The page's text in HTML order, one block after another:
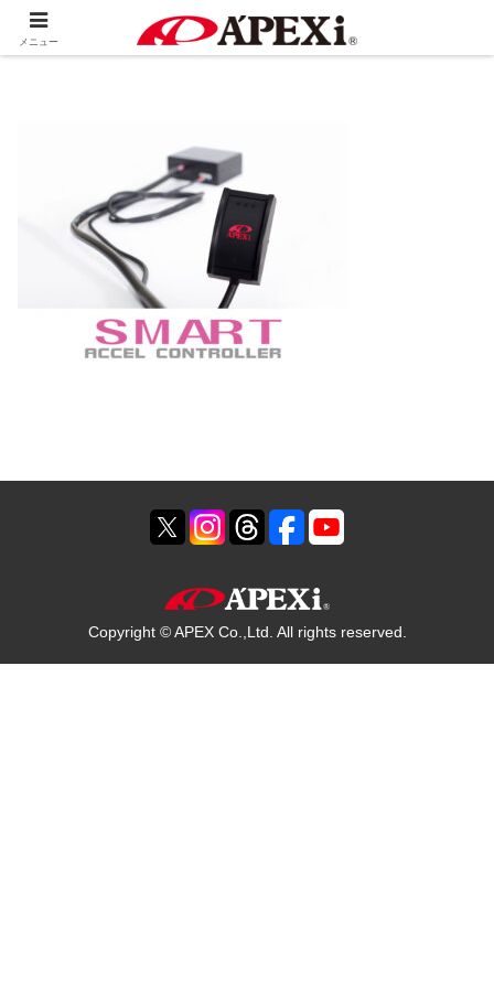
TeamTAKUTY BRZ 88号車レプリカ 抽選販売
Copyright © APEX Co.,Ltd. All rights reserved.
メニュー